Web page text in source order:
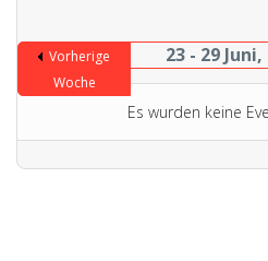
Vorherige
Woche
23 - 29 Juni,
Es wurden keine